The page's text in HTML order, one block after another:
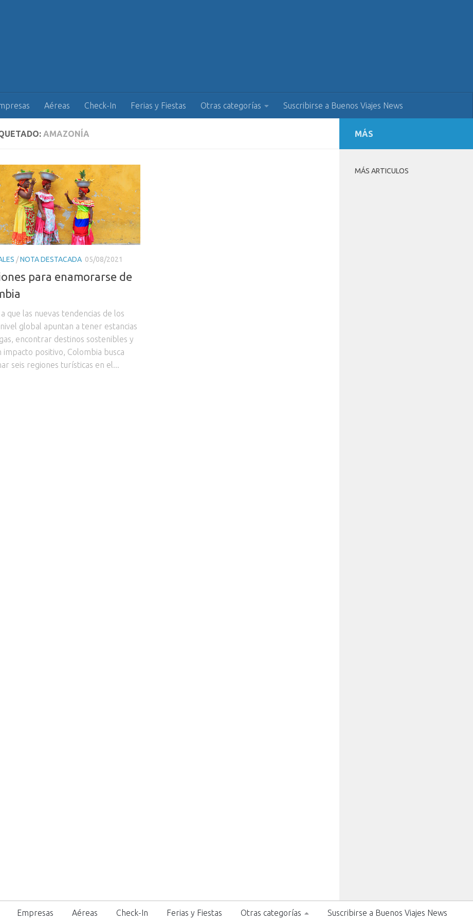
Aéreas Check-In Ferias y Fiestas Otras categorías Suscribirse a Buenos Viajes News
AMAZONÍA
/NOTA DESTACADA 05/08/2021
para enamorarse de
que las nuevas tendencias de los
global apuntan a tener estancias
encontrar destinos sostenibles y
impacto positivo, Colombia busca
seis regiones turísticas en el...
MÁS
MÁS ARTICULOS
Empresas Aéreas Check-In Ferias y Fiestas Otras categorías Suscribirse a Buenos Viajes News